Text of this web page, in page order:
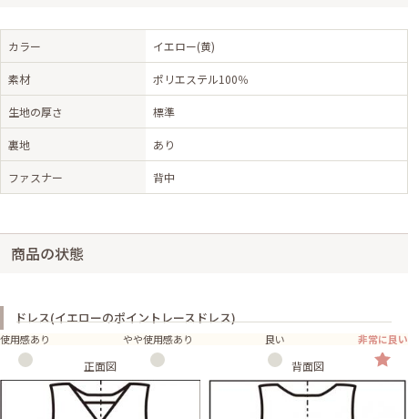
カラー イエロー(黄)
素材 ポリエステル100％
生地の厚さ 標準
裏地 あり
ファスナー 背中
商品の状態
ドレス(イエローのポイントレースドレス)
使用感あり やや使用感あり 良い 非常に良い
正面図 背面図